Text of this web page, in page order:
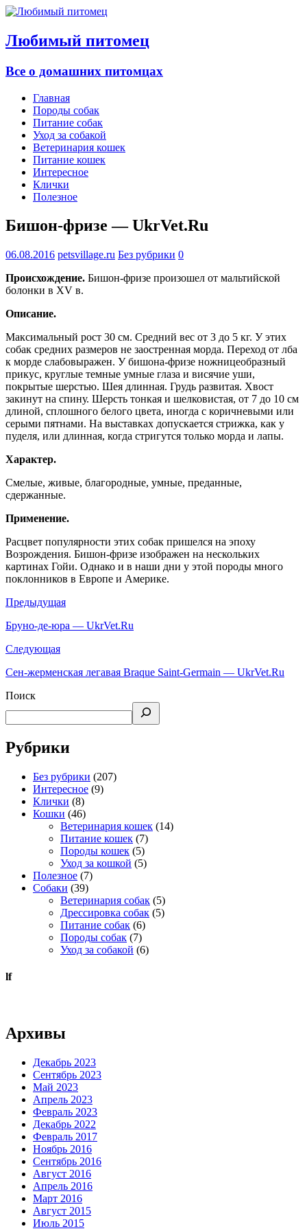
Любимый питомец
Все о домашних питомцах
Главная
Породы собак
Питание собак
Уход за собакой
Ветеринария кошек
Питание кошек
Интересное
Клички
Полезное
Бишон-фризе — UkrVet.Ru
06.08.2016 petsvillage.ru Без рубрики 0
Происхождение. Бишон-фризе произошел от мальтийской
болонки в XV в.
Описание.
Максимальный рост 30 см. Средний вес от 3 до 5 кг. У этих
собак средних размеров не заостренная морда. Переход от лба
к морде слабовыражен. У бишона-фризе ножницеобразный
прикус, круглые темные умные глаза и висячие уши,
покрытые шерстью. Шея длинная. Грудь развитая. Хвост
закинут на спину. Шерсть тонкая и шелковистая, от 7 до 10 см
длиной, сплошного белого цвета, иногда с коричневыми или
серыми пятнами. На выставках допускается стрижка, как у
пуделя, или длинная, когда стригутся только морда и лапы.
Характер.
Смелые, живые, благородные, умные, преданные,
сдержанные.
Применение.
Расцвет популярности этих собак пришелся на эпоху
Возрождения. Бишон-фризе изображен на нескольких
картинах Гойи. Однако и в наши дни у этой породы много
поклонников в Европе и Америке.
Предыдущая
Бруно-де-юра — UkrVet.Ru
Следующая
Сен-жерменская легавая Braque Saint-Germain — UkrVet.Ru
Поиск
Рубрики
Без рубрики (207)
Интересное (9)
Клички (8)
Кошки (46)
Ветеринария кошек (14)
Питание кошек (7)
Породы кошек (5)
Уход за кошкой (5)
Полезное (7)
Собаки (39)
Ветеринария собак (5)
Дрессировка собак (5)
Питание собак (6)
Породы собак (7)
Уход за собакой (6)
lf
Архивы
Декабрь 2023
Сентябрь 2023
Май 2023
Апрель 2023
Февраль 2023
Декабрь 2022
Февраль 2017
Ноябрь 2016
Сентябрь 2016
Август 2016
Апрель 2016
Март 2016
Август 2015
Июль 2015